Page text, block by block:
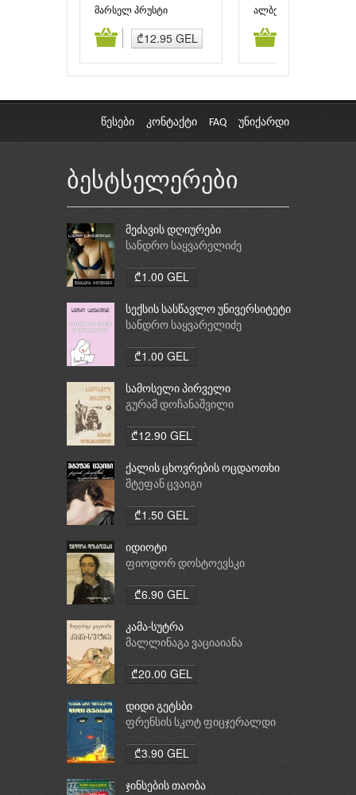
მარსელ პრუსტი
₾12.95 GEL
ალბერ კამიუ
კალათაში დამატება კალათაში
წესები კონტაქტი FAQ უნიქარდი
ბესტსელერები
მეძავის დღიურები
სანდრო საყვარელიძე
₾1.00 GEL
სექსის სასწავლო უნივერსიტეტი
სანდრო საყვარელიძე
₾1.00 GEL
სამოსელი პირველი
გურამ დოჩანაშვილი
₾12.90 GEL
ქალის ცხოვრების ოცდაოთხი
საათი
შტეფან ცვაიგი
₾1.50 GEL
იდიოტი
ფიოდორ დოსტოევსკი
₾6.90 GEL
კამა-სუტრა
მალლინაგა ვაციაიანა
₾20.00 GEL
დიდი გეტსბი
ფრენსის სკოტ ფიცჯერალდი
₾3.90 GEL
ჯინსების თაობა